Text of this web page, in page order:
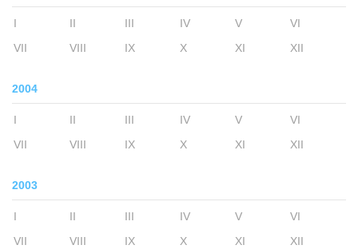
I II III IV V
VI
VII
VIII IX X XI XII
2004
I II III IV V
VI
VII
VIII IX X XI XII
2003
I II III IV V
VI
VII
VIII IX X XI XII